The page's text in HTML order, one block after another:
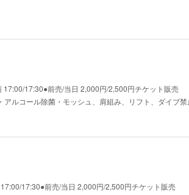
17:00/17:30●前売/当日 2,000円/2,500円チケット販売
ルコール除菌・モッシュ、肩組み、リフト、ダイブ
17:30●前売/当日 2,000円/2,500円チケット販売